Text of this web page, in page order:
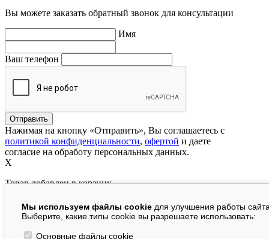
Мы используем файлы cookie для улучшения работы
Выберите, какие типы cookie вы разрешаете использовать:
Основные файлы cookie
Вы можете заказать обратный звонок для консультации
Имя
Ваш телефон
Нажимая на кнопку «Отправить», Вы соглашаетесь с
политикой конфиденциальности, офертой и даете
согласие на обработу персональных данных.
X
Товар добавлен в корзину
В корзине:шт.